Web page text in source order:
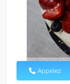
Appelez